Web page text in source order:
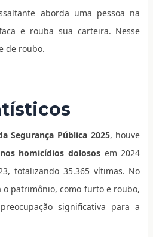
aborda uma pessoa na
e rouba sua carteira. Nesse
de roubo.
Segurança Pública 2025, houve
homicídios dolososem 2024
totalizando 35.365 vítimas. No
patrimônio, como furto e roubo,
significativa para a